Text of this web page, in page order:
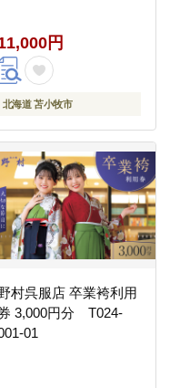
円
北海道 苫小牧市
村呉服店 卒業袴利用
3,000円分 T024-
01